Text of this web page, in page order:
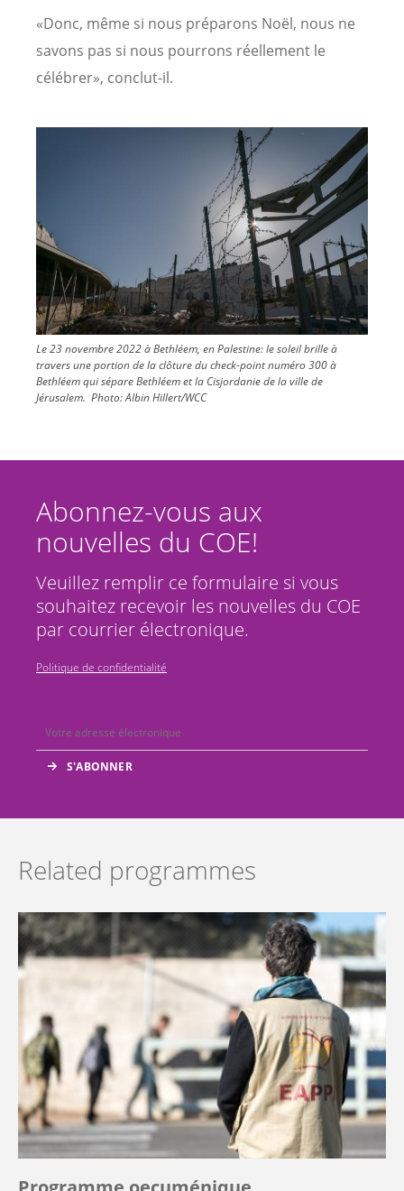
«Donc, même si nous préparons Noël, nous ne
savons pas si nous pourrons réellement le
célébrer», conclut-il.
Le 23 novembre 2022 à Bethléem, en Palestine: le soleil brille à
travers une portion de la clôture du check-point numéro 300 à
Bethléem qui sépare Bethléem et la Cisjordanie de la ville de
Jérusalem. Photo:Albin Hillert/WCC
Abonnez-vous aux
nouvelles du COE!
Veuillez remplir ce formulaire si vous
souhaitez recevoir les nouvelles du COE
par courrier électronique.
Politique de confidentialité
Related programmes